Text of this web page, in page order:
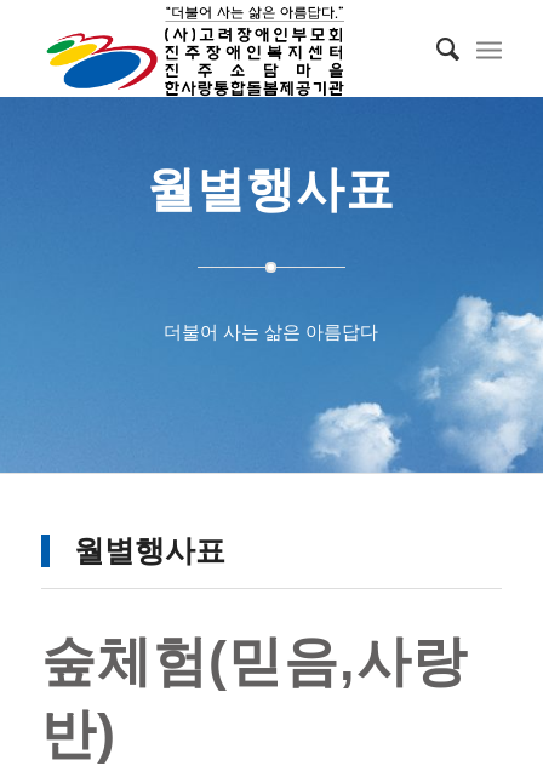
월별행사표
더불어 사는 삶은 아름답다
월별행사표
숲체험(믿음,사랑
반)